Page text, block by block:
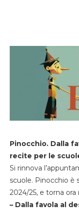
Pinocchio. Dalla
recite per le
Si rinnova
scuole. Pinocchio è
2024/25, e torna
– Dalla favola al